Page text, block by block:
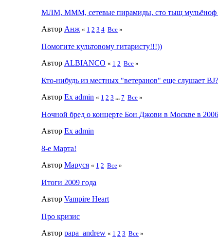
МЛМ, МММ, сетевые пирамиды, сто тыщ мульёноф
Автор Анж « 1 2 3 4 Все »
Помогите культовому гитаристу!!!))
Автор ALBIANCO « 1 2 Все »
Кто-нибудь из местных "ветеранов" еще слушает BJ?
Автор Ex admin « 1 2 3 ... 7 Все »
Ночной бред о концерте Бон Джови в Москве в
Автор Ex admin
8-е Марта!
Автор Маруся « 1 2 Все »
Итоги 2009 года
Автор Vampire Heart
Про кризис
Автор papa_andrew « 1 2 3 Все »